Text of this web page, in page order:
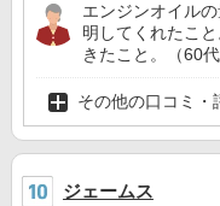
エンジンオイル
明してくれたこ
きたこと。（60
その他の口コミ・
ジェームス